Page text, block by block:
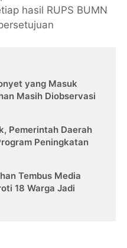
hasil RUPS BUMN
yang Masuk
Masih Diobservasi
Pemerintah Daerah
Peningkatan
Tembus Media
18 Warga Jadi